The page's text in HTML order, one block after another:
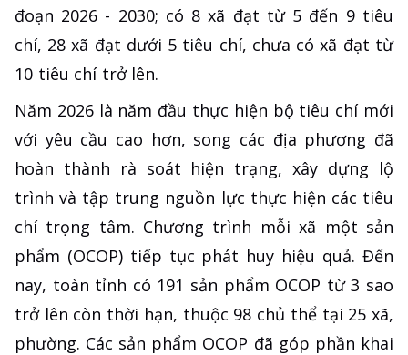
đoạn 2026 - 2030; có 8 xã đạt từ 5 đến 9 tiêu
chí, 28 xã đạt dưới 5 tiêu chí, chưa có xã đạt từ
10 tiêu chí trở lên.
Năm 2026 là năm đầu thực hiện bộ tiêu chí mới
với yêu cầu cao hơn, song các địa phương đã
hoàn thành rà soát hiện trạng, xây dựng lộ
trình và tập trung nguồn lực thực hiện các tiêu
chí trọng tâm. Chương trình mỗi xã một sản
phẩm (OCOP) tiếp tục phát huy hiệu quả. Đến
nay, toàn tỉnh có 191 sản phẩm OCOP từ 3 sao
trở lên còn thời hạn, thuộc 98 chủ thể tại 25 xã,
phường. Các sản phẩm OCOP đã góp phần khai